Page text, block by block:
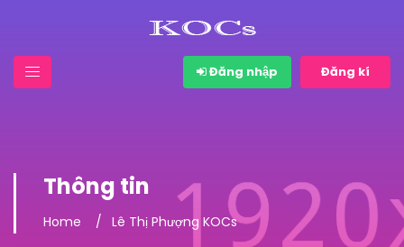
Đăng nhập Đăng kí
Thông tin
Home Lê Thị Phượng KOCs